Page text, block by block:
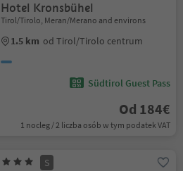
Hotel Kronsbühel
Tirol/Tirolo, Meran/Merano and environs
1.5 km od Tirol/Tirolo centrum
Südtirol Guest Pass
Od 184€
1 nocleg / 2 liczba osób w tym podatek VAT
S